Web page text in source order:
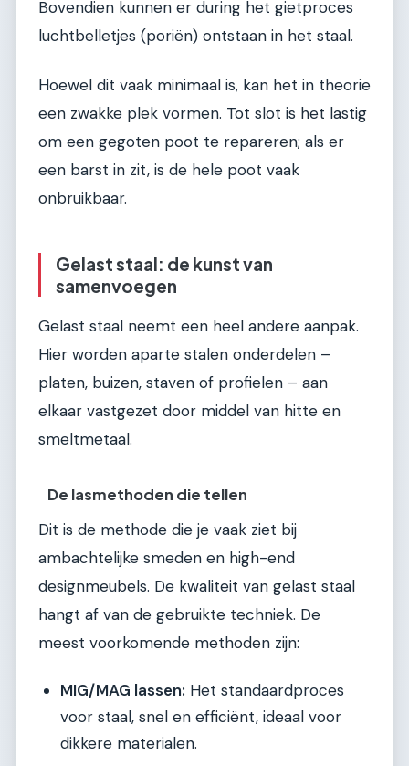
Bovendien kunnen er during het gietproces
luchtbelletjes (poriën) ontstaan in het staal.
Hoewel dit vaak minimaal is, kan het in theorie
een zwakke plek vormen. Tot slot is het lastig
om een gegoten poot te repareren; als er
een barst in zit, is de hele poot vaak
onbruikbaar.
Gelast staal: de kunst van
samenvoegen
Gelast staal neemt een heel andere aanpak.
Hier worden aparte stalen onderdelen –
platen, buizen, staven of profielen – aan
elkaar vastgezet door middel van hitte en
smeltmetaal.
De lasmethoden die tellen
Dit is de methode die je vaak ziet bij
ambachtelijke smeden en high-end
designmeubels. De kwaliteit van gelast staal
hangt af van de gebruikte techniek. De
meest voorkomende methoden zijn:
MIG/MAG lassen: Het standaardproces
voor staal, snel en efficiënt, ideaal voor
dikkere materialen.